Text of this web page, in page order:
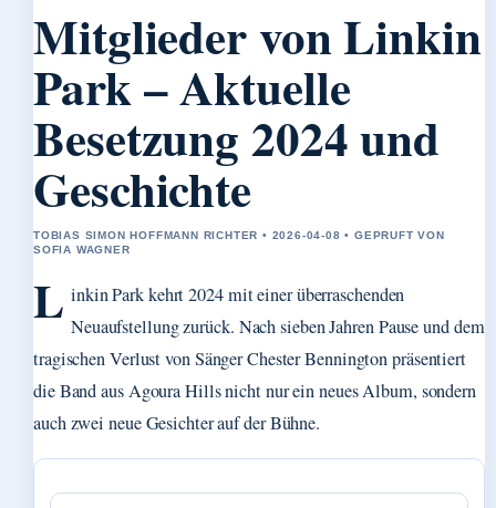
Mitglieder von Linkin
Park – Aktuelle
Besetzung 2024 und
Geschichte
TOBIAS SIMON HOFFMANN RICHTER • 2026-04-08 • GEPRUFT VON
SOFIA WAGNER
L inkin Park kehrt 2024 mit einer überraschenden
Neuaufstellung zurück. Nach sieben Jahren Pause und dem
tragischen Verlust von Sänger Chester Bennington präsentiert
die Band aus Agoura Hills nicht nur ein neues Album, sondern
auch zwei neue Gesichter auf der Bühne.